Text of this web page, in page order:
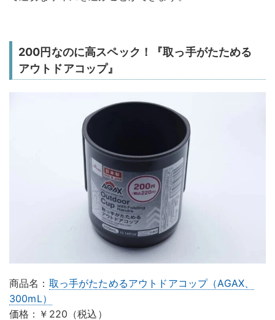
200円なのに高スペック！『取っ手がたためる
アウトドアコップ』
商品名： 取っ手がたためるアウトドアコップ（AGAX、
300mL）
価格：￥220（税込）